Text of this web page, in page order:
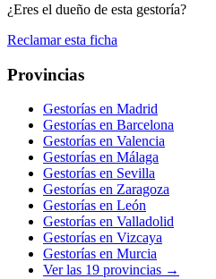
¿Eres el dueño de esta gestoría?
Reclamar esta ficha
Provincias
Gestorías en Madrid
Gestorías en Barcelona
Gestorías en Valencia
Gestorías en Málaga
Gestorías en Sevilla
Gestorías en Zaragoza
Gestorías en León
Gestorías en Valladolid
Gestorías en Vizcaya
Gestorías en Murcia
Ver las 19 provincias →